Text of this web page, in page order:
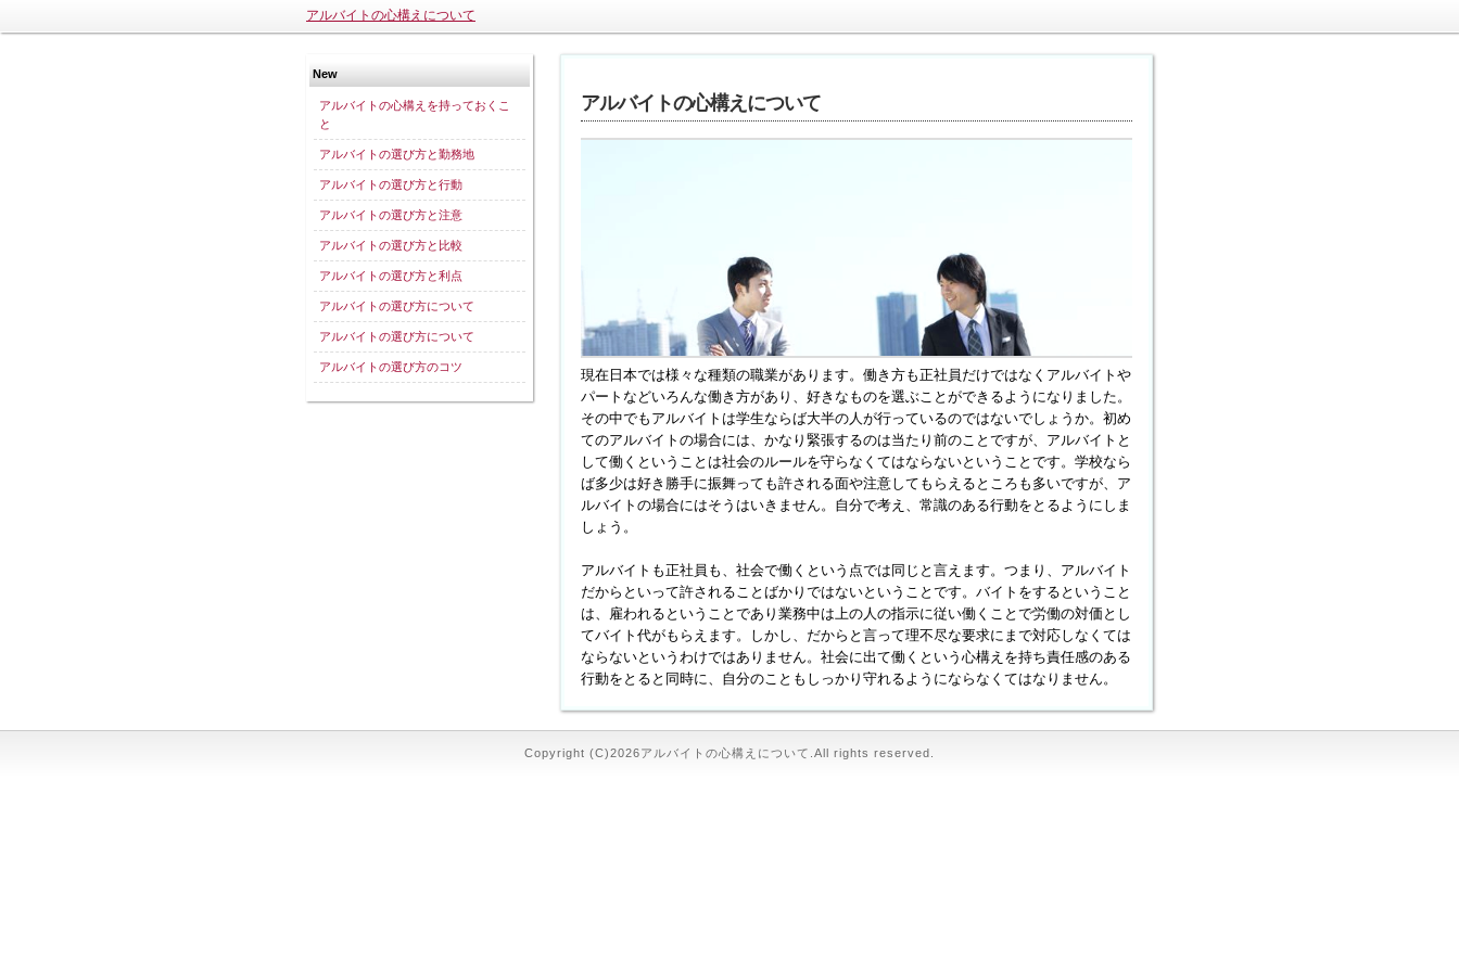
アルバイトの心構えについて
New
アルバイトの心構えを持っておくこ
と
アルバイトの選び方と勤務地
アルバイトの選び方と行動
アルバイトの選び方と注意
アルバイトの選び方と比較
アルバイトの選び方と利点
アルバイトの選び方について
アルバイトの選び方について
アルバイトの選び方のコツ
アルバイトの心構えについて
現在日本では様々な種類の職業があります。働き方も正社員だけではなくアルバイトや
パートなどいろんな働き方があり、好きなものを選ぶことができるようになりました。
その中でもアルバイトは学生ならば大半の人が行っているのではないでしょうか。初め
てのアルバイトの場合には、かなり緊張するのは当たり前のことですが、アルバイトと
して働くということは社会のルールを守らなくてはならないということです。学校なら
ば多少は好き勝手に振舞っても許される面や注意してもらえるところも多いですが、ア
ルバイトの場合にはそうはいきません。自分で考え、常識のある行動をとるようにしま
しょう。
アルバイトも正社員も、社会で働くという点では同じと言えます。つまり、アルバイト
だからといって許されることばかりではないということです。バイトをするということ
は、雇われるということであり業務中は上の人の指示に従い働くことで労働の対価とし
てバイト代がもらえます。しかし、だからと言って理不尽な要求にまで対応しなくては
ならないというわけではありません。社会に出て働くという心構えを持ち責任感のある
行動をとると同時に、自分のこともしっかり守れるようにならなくてはなりません。
Copyright (C)2026アルバイトの心構えについて.All rights reserved.